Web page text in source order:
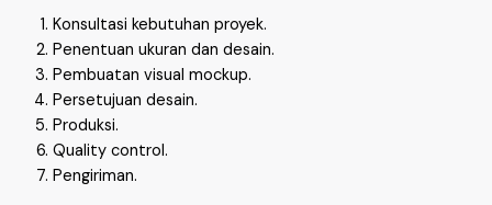
Konsultasi kebutuhan proyek.
Penentuan ukuran dan desain.
Pembuatan visual mockup.
Persetujuan desain.
Produksi.
Quality control.
Pengiriman.